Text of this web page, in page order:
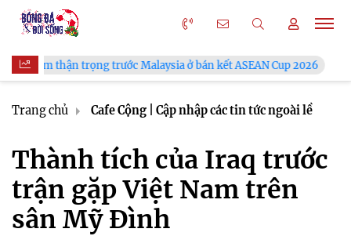
thận trọng trước Malaysia ở bán kết ASEAN Cup 2026
Trang chủ Cafe Cộng | Cập nhập các tin tức ngoài lề
Thành tích của Iraq trước
trận gặp Việt Nam trên
sân Mỹ Đình